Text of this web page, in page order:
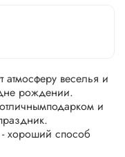
веселья и
рождении.
и
хороший способ